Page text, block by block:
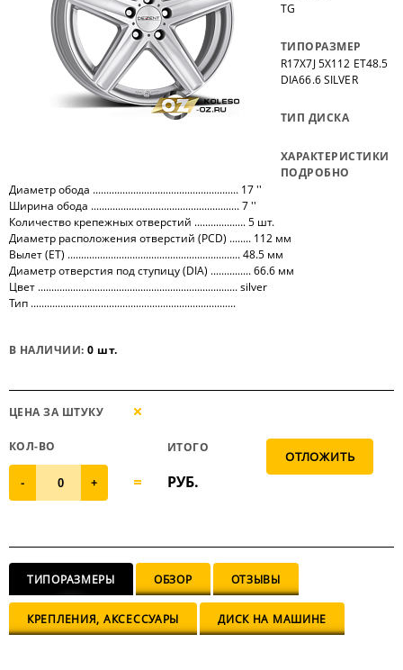
TG
ТИПОРАЗМЕР
R17X7J 5X112 ET48.5
DIA66.6 SILVER
ТИП ДИСКА
ХАРАКТЕРИСТИКИ
ПОДРОБНО
Диаметр обода ...................................................... 17 ''
Ширина обода ....................................................... 7 ''
Количество крепежных отверстий ................... 5 шт.
Диаметр расположения отверстий (PCD) ........ 112 мм
Вылет (ET) ................................................................ 48.5 мм
Диаметр отверстия под ступицу (DIA) ............... 66.6 мм
Цвет .......................................................................... silver
Тип ............................................................................
В НАЛИЧИИ:0 шт.
ЦЕНА ЗА ШТУКУ
КОЛ-ВО
- +
ИТОГО
РУБ.
ТИПОРАЗМЕРЫ ОБЗОР ОТЗЫВЫ
КРЕПЛЕНИЯ, АКСЕССУАРЫ ДИСК НА МАШИНЕ